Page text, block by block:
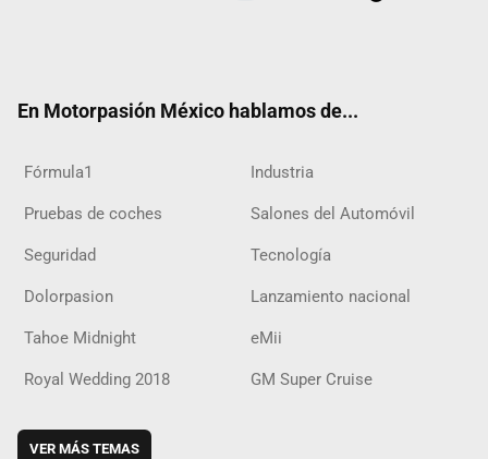
En Motorpasión México hablamos de...
Fórmula1 Industria
Pruebas de coches Salones del Automóvil
Seguridad Tecnología
Dolorpasion Lanzamiento nacional
Tahoe Midnight eMii
Royal Wedding 2018 GM Super Cruise
VER MÁS TEMAS